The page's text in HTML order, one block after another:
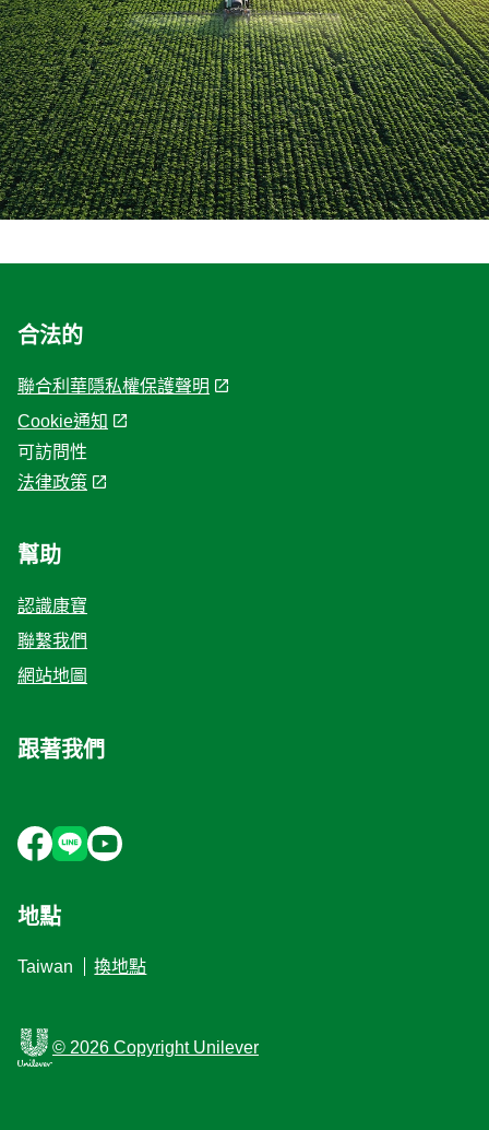
合法的
聯合利華隱私權保護聲明
Cookie通知
可訪問性
法律政策
幫助
認識康寶
聯繫我們
網站地圖
跟著我們
地點
Taiwan 換地點
© 2026 Copyright Unilever